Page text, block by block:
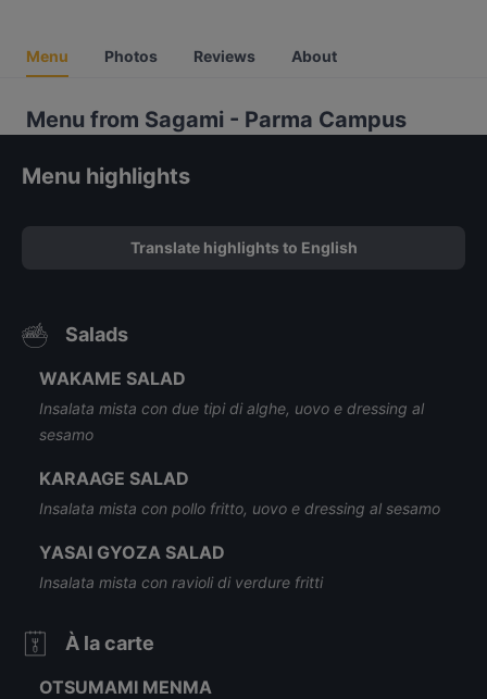
Menu Photos Reviews About
Menu from Sagami - Parma Campus
Menu highlights
Translate highlights to English
Salads
WAKAME SALAD
Insalata mista con due tipi di alghe, uovo e dressing al
sesamo
KARAAGE SALAD
Insalata mista con pollo fritto, uovo e dressing al sesamo
YASAI GYOZA SALAD
Insalata mista con ravioli di verdure fritti
À la carte
OTSUMAMI MENMA